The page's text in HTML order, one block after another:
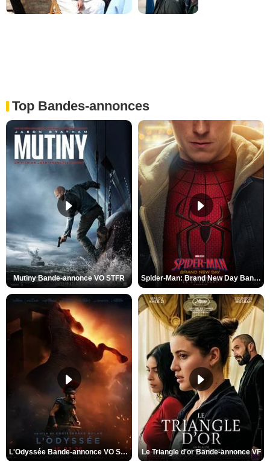
Top Bandes-annonces
Mutiny Bande-annonce VO STFR Spider-Man: Brand New Day Bande-annonce VO STFR
L'Odyssée Bande-annonce VO STFR Le Triangle d'or Bande-annonce VF